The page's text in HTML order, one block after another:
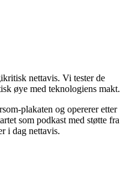
nettavis. Vi tester de
øye med teknologiens makt.
plakaten og opererer etter
som podkast med støtte fra
i dag nettavis.